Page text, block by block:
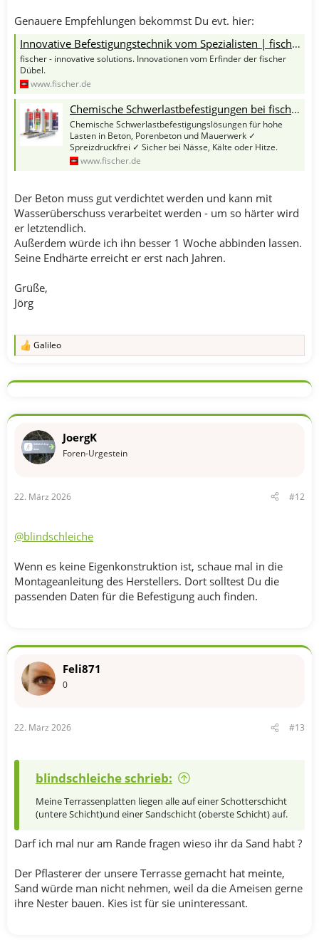
Genauere Empfehlungen bekommst Du evt. hier:
Innovative Befestigungstechnik vom Spezialisten | fischer
fischer - innovative solutions. Innovationen vom Erfinder der fischer
Dübel.
www.fischer.de
Chemische Schwerlastbefestigungen bei fischer
Chemische Schwerlastbefestigungslösungen für hohe
Lasten in Beton, Porenbeton und Mauerwerk ✓
Spreizdruckfrei ✓ Sicher bei Nässe, Kälte oder Hitze.
www.fischer.de
Der Beton muss gut verdichtet werden und kann mit
Wasserüberschuss verarbeitet werden - um so härter wird
er letztendlich.
Außerdem würde ich ihn besser 1 Woche abbinden lassen.
Seine Endhärte erreicht er erst nach Jahren.
Grüße,
Jörg
R
k
o
e
n
Galileo
JoergK
Foren-Urgestein
22. März 2026 #12
@blindschleiche
Wenn es keine Eigenkonstruktion ist, schaue mal in die
Montageanleitung des Herstellers. Dort solltest Du die
passenden Daten für die Befestigung auch finden.
Feli871
0
22. März 2026 #13
blindschleiche schrieb:
Meine Terrassenplatten liegen alle auf einer Schotterschicht
(untere Schicht)und einer Sandschicht (oberste Schicht) auf.
Darf ich mal nur am Rande fragen wieso ihr da Sand habt ?
Der Pflasterer der unsere Terrasse gemacht hat meinte,
Sand würde man nicht nehmen, weil da die Ameisen gerne
ihre Nester bauen. Kies ist für sie uninteressant.